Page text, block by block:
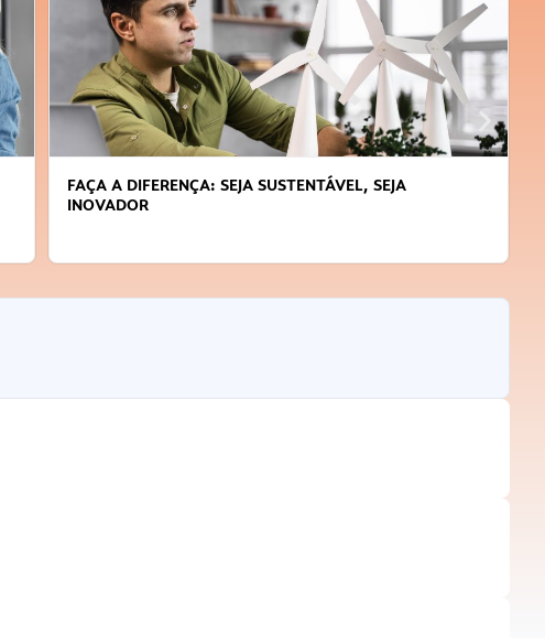
FAÇA A DIFERENÇA: SEJA SUSTENTÁVEL, SEJA
INOVADOR